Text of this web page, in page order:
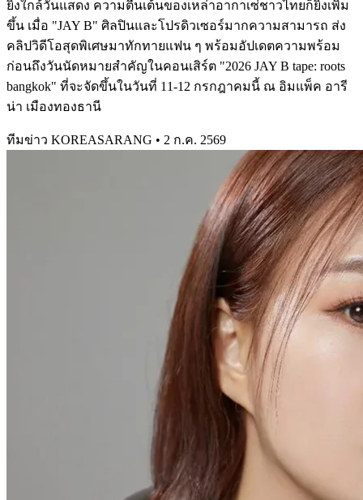
ยิ่งใกล้วันแสดง ความตื่นเต้นของเหล่าอากาเซ่ชาวไทยก็ยิ่งเพิ่ม
ขึ้น เมื่อ "JAY B" ศิลปินและโปรดิวเซอร์มากความสามารถ ส่ง
คลิปวิดีโอสุดพิเศษมาทักทายแฟน ๆ พร้อมอัปเดตความพร้อม
ก่อนถึงวันนัดหมายสำคัญในคอนเสิร์ต "2026 JAY B tape: roots
bangkok" ที่จะจัดขึ้นในวันที่ 11-12 กรกฎาคมนี้ ณ อิมแพ็ค อารี
น่า เมืองทองธานี
ทีมข่าว KOREASARANG • 2 ก.ค. 2569